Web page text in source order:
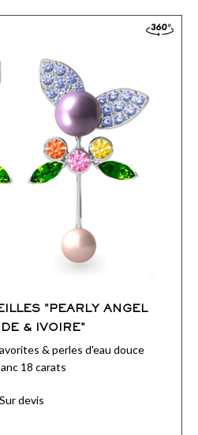
"PEARLY ANGEL
& IVOIRE"
& perles d'eau douce
18 carats
Sur devis